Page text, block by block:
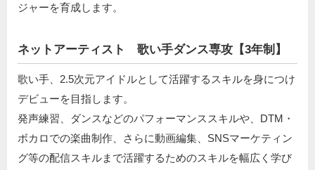
ジャーを育成します。
ネットアーティスト 歌い手ダンス専攻【3年制】
歌い手、2.5次元アイドルとして活躍するスキルを身につけ
デビューを目指します。
発声練習、ダンスなどのパフォーマンススキルや、DTM・
ボカロでの楽曲制作、さらに動画編集、SNSマーケティン
グ等の配信スキルまで活躍するためのスキルを幅広く学び